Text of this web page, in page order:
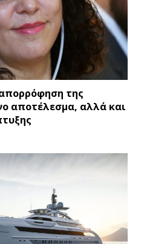
της
αποτέλεσμα, αλλά και